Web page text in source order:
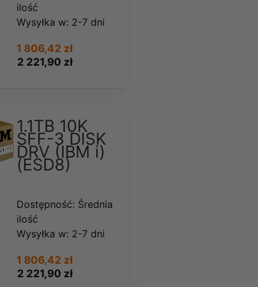
ilość
Wysyłka w: 2-7 dni
2 221,90 zł
1 806,42 zł
1.1TB 10K
SFF-3 DISK
DRV (IBM i)
(ESD8)
Dostępność: Średnia
ilość
Wysyłka w: 2-7 dni
2 221,90 zł
1 806,42 zł